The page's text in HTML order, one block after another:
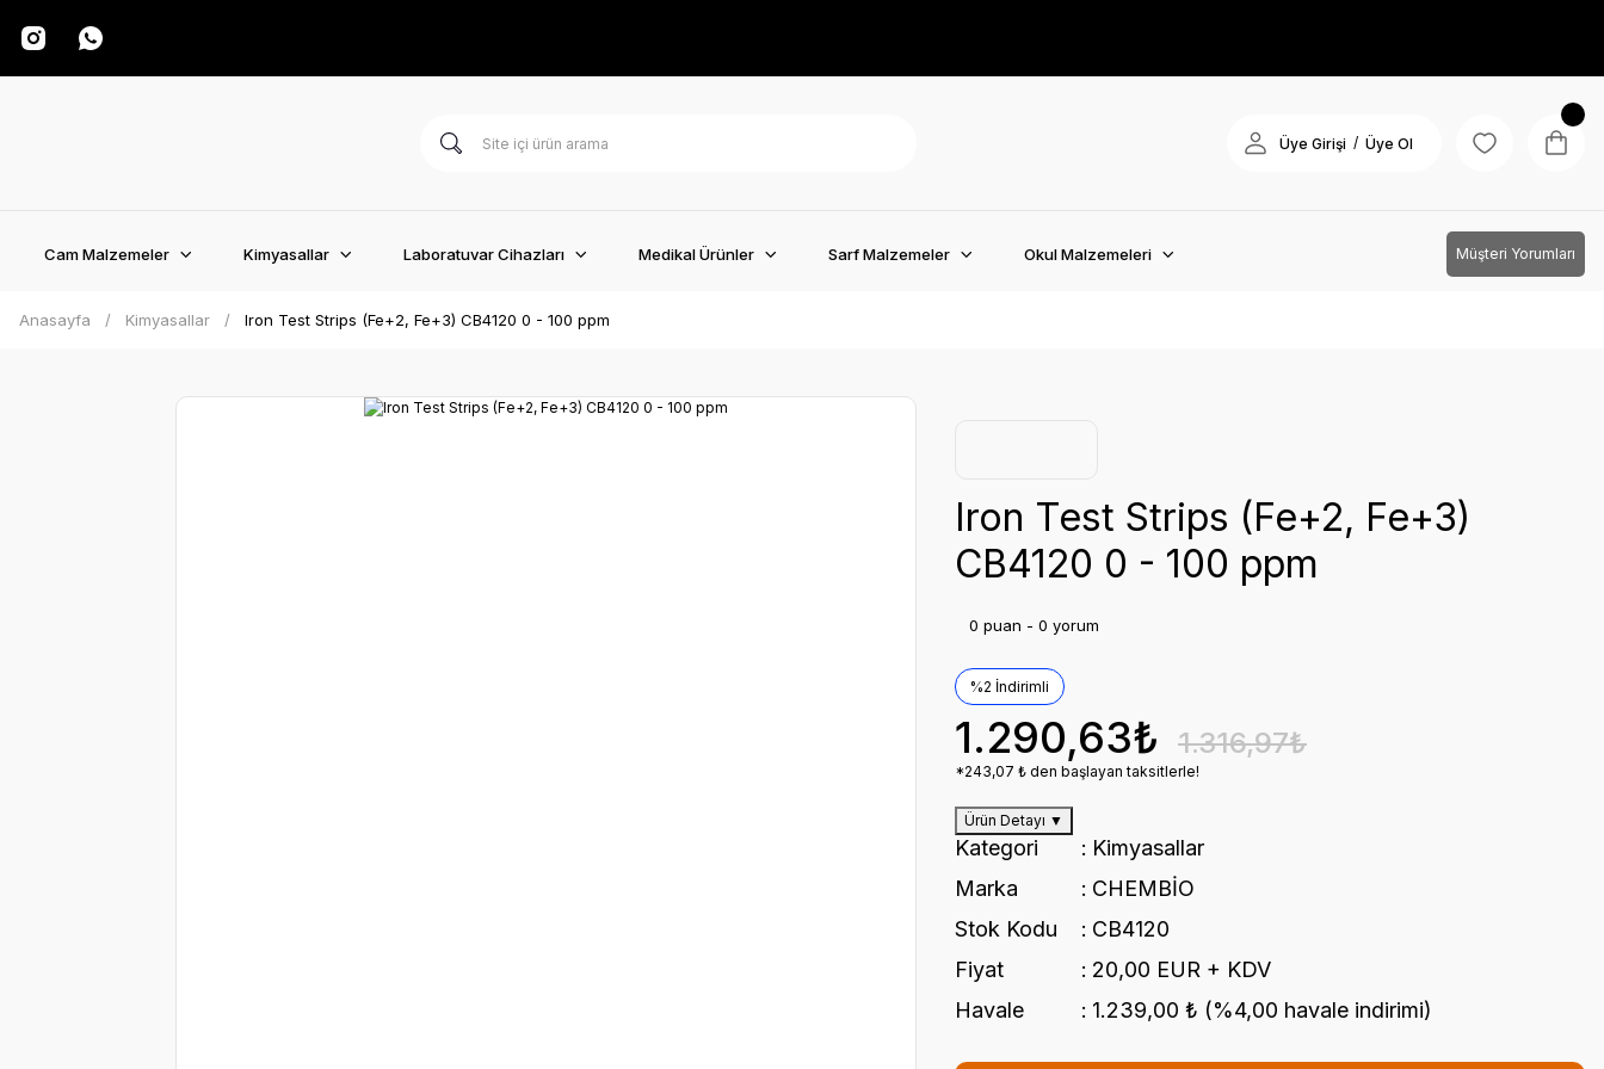
Üye Girişi / Üye Ol
Cam Malzemeler Kimyasallar Laboratuvar Cihazları Medikal Ürünler Sarf Malzemeler Okul Malzemeleri Müşteri Yorumları
Anasayfa Kimyasallar Iron Test Strips (Fe+2, Fe+3) CB4120 0 - 100 ppm
Iron Test Strips (Fe+2, Fe+3)
CB4120 0 - 100 ppm
0 puan - 0 yorum
%2 İndirimli
1.290,63₺ 1.316,97₺
*243,07 ₺ den başlayan taksitlerle!
Ürün Detayı ▼
Kategori
Kimyasallar
Marka
CHEMBİO
Stok Kodu
CB4120
Fiyat
20,00 EUR + KDV
Havale
1.239,00 ₺ (%4,00 havale indirimi)